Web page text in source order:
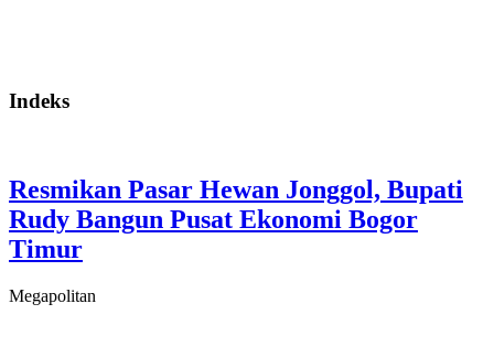
Indeks
Resmikan Pasar Hewan Jonggol, Bupati
Rudy Bangun Pusat Ekonomi Bogor
Timur
Megapolitan